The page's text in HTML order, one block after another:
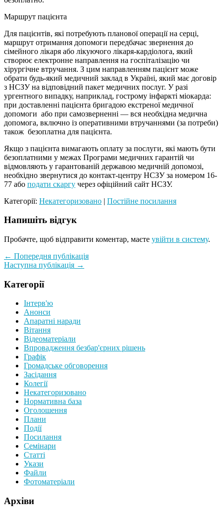
Маршрут пацієнта
Для пацієнтів, які потребують планової операції на серці,
маршрут отримання допомоги передбачає звернення до
сімейного лікаря або лікуючого лікаря-кардіолога, який
створює електронне направлення на госпіталізацію чи
хірургічне втручання. З цим направленням пацієнт може
обрати будь-який медичний заклад в Україні, який має договір
з НСЗУ на відповідний пакет медичних послуг. У разі
ургентного випадку, наприклад, гострому інфаркті міокарда:
при доставленні пацієнта бригадою екстреної медичної
допомоги або при самозверненні — вся необхідна медична
допомога, включно із оперативними втручаннями (за потреби)
також безоплатна для пацієнта.
Якщо з пацієнта вимагають оплату за послуги, які мають бути
безоплатними у межах Програми медичних гарантій чи
відмовляють у гарантованій державою медичній допомозі,
необхідно звернутися до контакт-центру НСЗУ за номером 16-
77 або подати скаргу через офіційний сайт НСЗУ.
Категорії: Некатегоризовано | Постійне посилання
Напишіть відгук
Пробачте, щоб відправити коментар, маєте увійти в систему.
← Попередня публікація
Наступна публікація →
Категорії
Інтерв'ю
Анонси
Апаратні наради
Вiтання
Відеоматеріали
Впровадження безбар'єрних рішень
Графiк
Громадське обговорення
Засідання
Колегії
Некатегоризовано
Нормативна база
Оголошення
Плани
Події
Посилання
Семінари
Статтi
Укази
Файли
Фотоматеріали
Архіви